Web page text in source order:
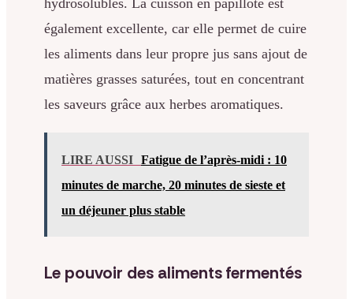
également excellente, car elle permet de cuire
les aliments dans leur propre jus sans ajout de
matières grasses saturées, tout en concentrant
les saveurs grâce aux herbes aromatiques.
LIRE AUSSI Fatigue de l’après-midi : 10
minutes de marche, 20 minutes de sieste et
un déjeuner plus stable
Le pouvoir des aliments fermentés